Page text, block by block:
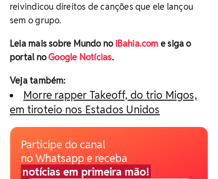
reivindicou direitos de canções que ele lançou
sem o grupo.
Leia mais sobre Mundo no iBahia.com e siga o
portal noGoogle Notícias.
Veja também:
Morre rapper Takeoff, do trio Migos,
em tiroteio nos Estados Unidos
Participe do canal
no Whatsapp e receba
notícias em primeira mão!